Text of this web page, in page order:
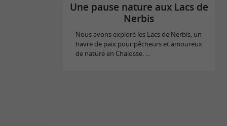
Une pause nature aux Lacs de
Nerbis
Nous avons exploré les Lacs de Nerbis, un
havre de paix pour pêcheurs et amoureux
de nature en Chalosse. ...